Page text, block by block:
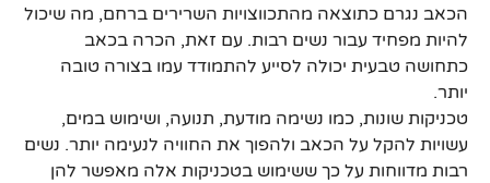
הכאב נגרם כתוצאה מהתכווצויות השרירים ברחם, מה שיכול
להיות מפחיד עבור נשים רבות. עם זאת, הכרה בכאב
כתחושה טבעית יכולה לסייע להתמודד עמו בצורה טובה
יותר.
טכניקות שונות, כמו נשימה מודעת, תנועה, ושימוש במים,
עשויות להקל על הכאב ולהפוך את החוויה לנעימה יותר. נשים
רבות מדווחות על כך ששימוש בטכניקות אלה מאפשר להן